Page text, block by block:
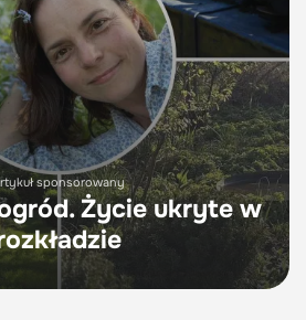
sponsorowany
Życie ukryte w